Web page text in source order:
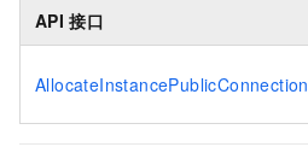
API 接口
AllocateInstancePublicConnection